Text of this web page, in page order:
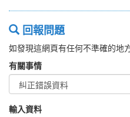
回報問題
如發現這網頁有任何不準確的地
有關事情
輸入資料